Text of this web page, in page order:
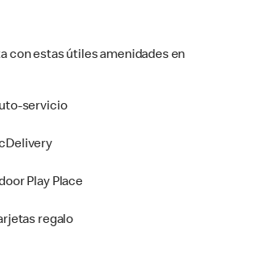
con estas útiles amenidades en
servicio
Play Place
regalo